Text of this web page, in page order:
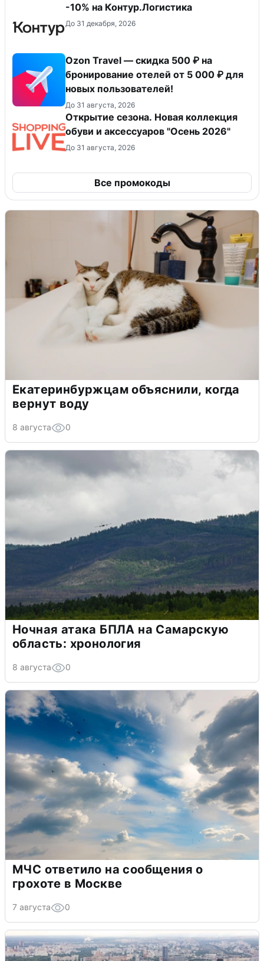
-10% на Контур.Логистика
До 31 декабря, 2026
Ozon Travel — скидка 500 ₽ на
бронирование отелей от 5 000 ₽ для
новых пользователей!
До 31 августа, 2026
Открытие сезона. Новая коллекция
обуви и аксессуаров "Осень 2026"
До 31 августа, 2026
Все промокоды
Екатеринбуржцам объяснили, когда
вернут воду
8 августа 0
Ночная атака БПЛА на Самарскую
область: хронология
8 августа 0
МЧС ответило на сообщения о
грохоте в Москве
7 августа 0